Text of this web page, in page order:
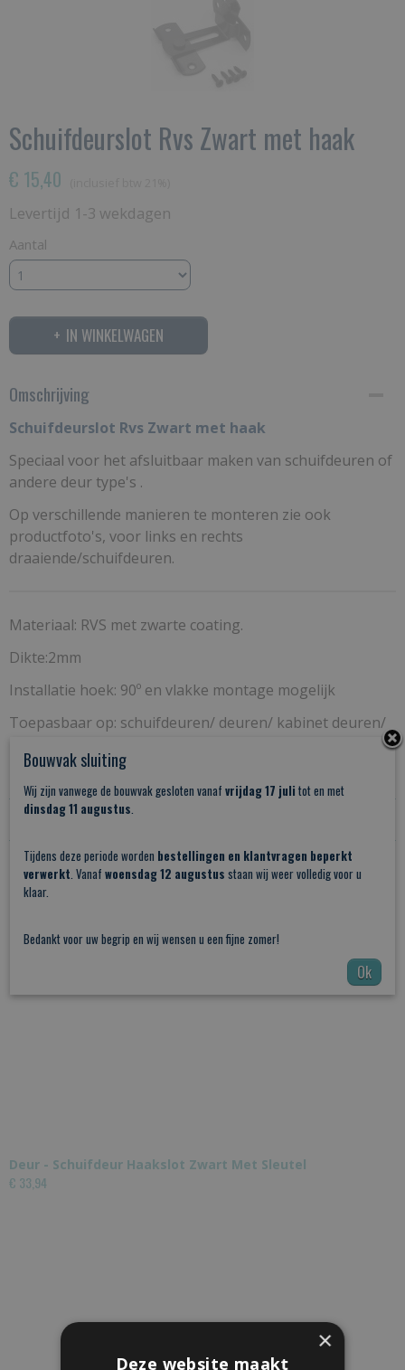
Schuifdeurslot Rvs Zwart met haak
€ 15,40
Levertijd 1-3 wekdagen
Aantal
IN WINKELWAGEN
Omschrijving
Schuifdeurslot Rvs Zwart met haak
Speciaal voor het afsluitbaar maken van schuifdeuren of
andere deur type's .
Op verschillende manieren te monteren zie ook
productfoto's, voor links en rechts
draaiende/schuifdeuren.
Materiaal: RVS met zwarte coating.
Dikte:2mm
Installatie hoek: 90º en vlakke montage mogelijk
Toepasbaar op: schuifdeuren/ deuren/ kabinet deuren/
Reacties
Save
Ook interessant
Deur - Schuifdeur Haakslot Zwart Met Sleutel
€ 33,94
Bouwvak sluiting
Wij zijn vanwege de bouwvak gesloten vanaf vrijdag 17 juli tot en met
dinsdag 11 augustus.
Tijdens deze periode worden bestellingen en klantvragen beperkt
verwerkt. Vanaf woensdag 12 augustus staan wij weer volledig voor u
klaar.
Bedankt voor uw begrip en wij wensen u een fijne zomer!
Ok
×
Deze website maakt